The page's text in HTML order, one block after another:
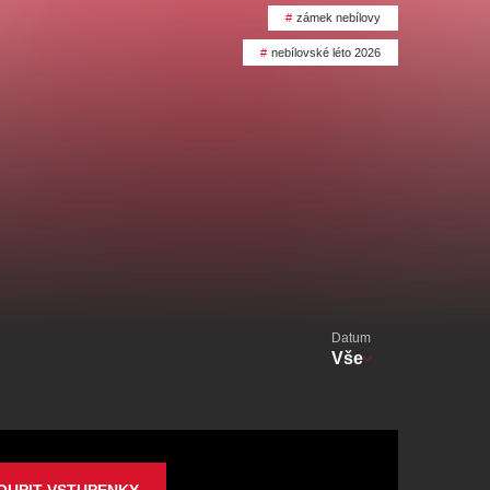
zámek nebílovy
nebílovské léto 2026
Datum
Vše